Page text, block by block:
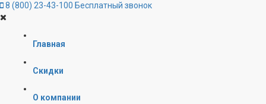
8 (800) 23-43-100 Бесплатный звонок
Главная
Скидки
О компании